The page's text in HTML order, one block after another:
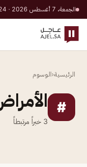
الجمعة، 7 أغسطس 2026 · 24 صفر 1448 هـ
الرئيسية‹الوسوم
#
3 خبراً مرتبطاً